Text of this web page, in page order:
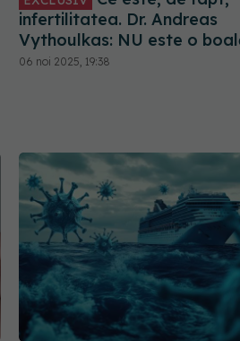
infertilitatea. Dr. Andreas
Vythoulkas: NU este o
06 noi 2025, 19:38